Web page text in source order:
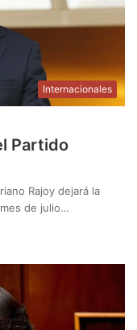
Internacionales
Partido
Rajoy dejará la
de julio…